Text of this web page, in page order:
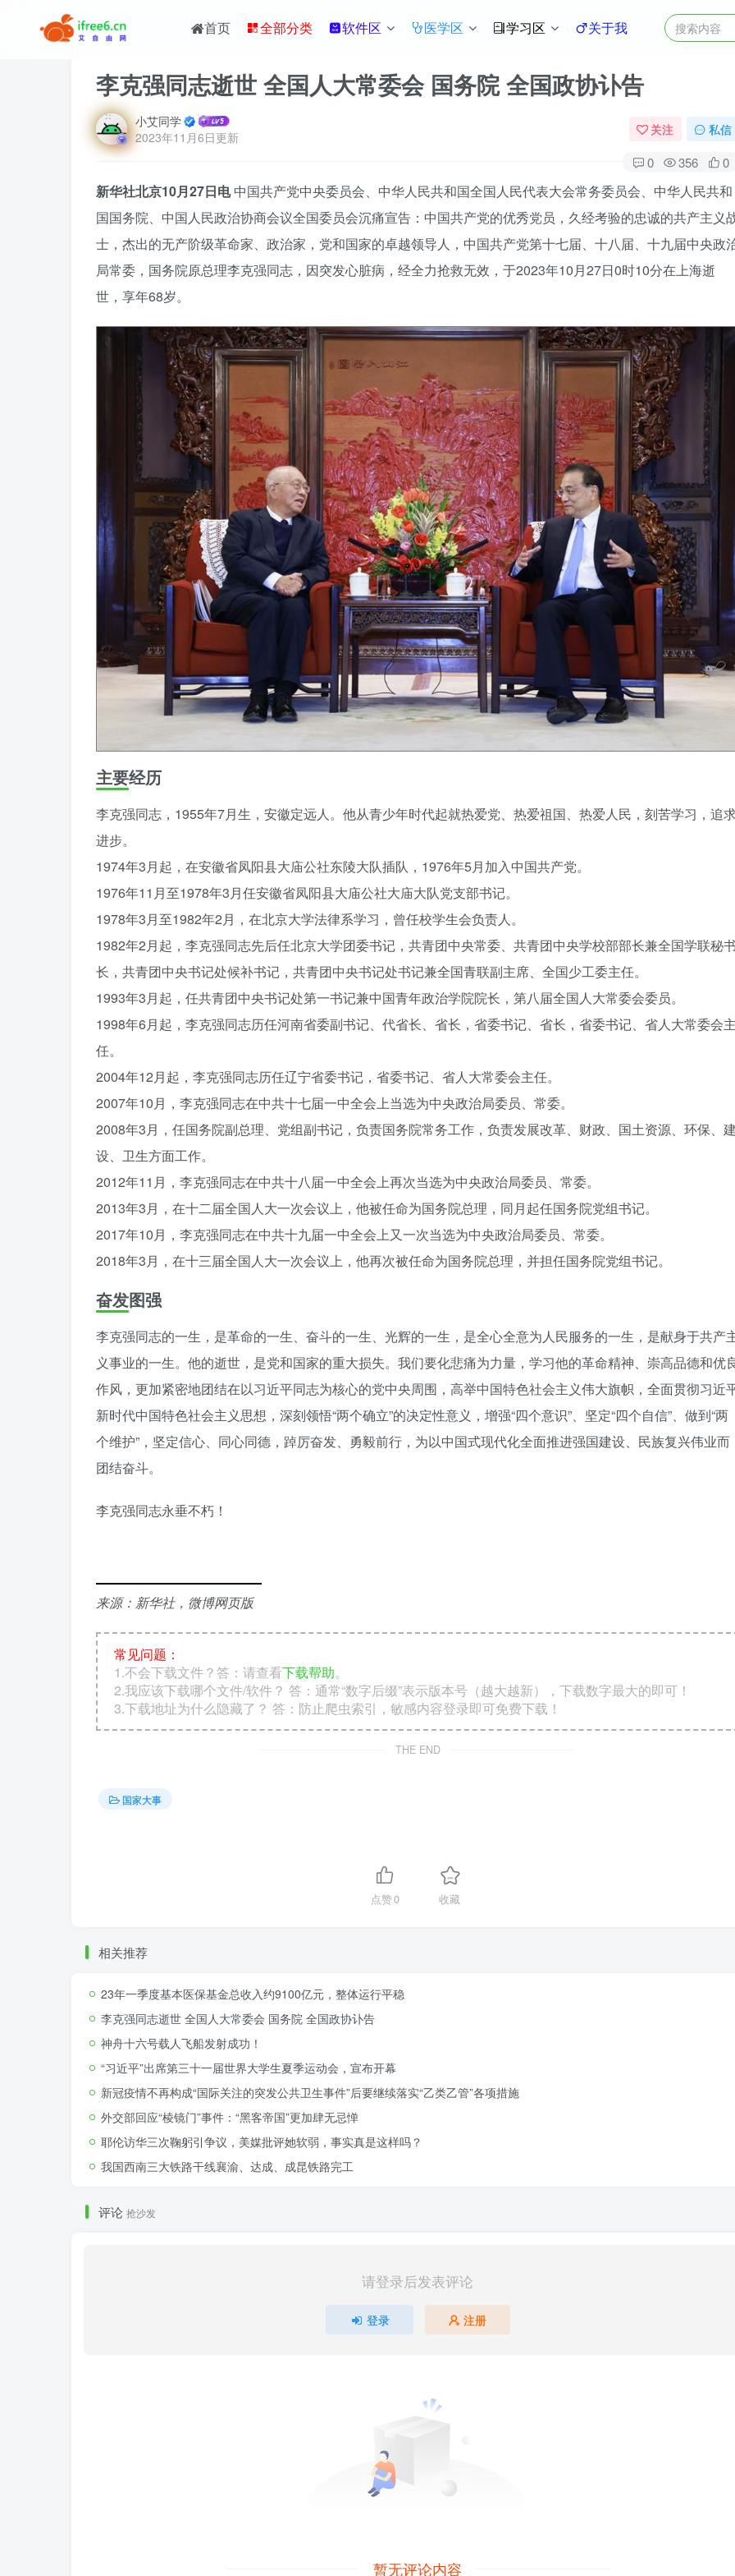
首页 全部分类 软件区 医学区 学习区 关于我
李克强同志逝世 全国人大常委会 国务院 全国政协讣告
小艾同学
2023年11月6日更新
关注 私信
0 356 0
新华社北京10月27日电中国共产党中央委员会、中华人民共和国全国人民代表大会常务委员会、中华人民共和
国国务院、中国人民政治协商会议全国委员会沉痛宣告：中国共产党的优秀党员，久经考验的忠诚的共产主义
士，杰出的无产阶级革命家、政治家，党和国家的卓越领导人，中国共产党第十七届、十八届、十九届中央政
局常委，国务院原总理李克强同志，因突发心脏病，经全力抢救无效，于2023年10月27日0时10分在上海逝
世，享年68岁。
主要经历
李克强同志，1955年7月生，安徽定远人。他从青少年时代起就热爱党、热爱祖国、热爱人民，刻苦学习，追
进步。
1974年3月起，在安徽省凤阳县大庙公社东陵大队插队，1976年5月加入中国共产党。
1976年11月至1978年3月任安徽省凤阳县大庙公社大庙大队党支部书记。
1978年3月至1982年2月，在北京大学法律系学习，曾任校学生会负责人。
1982年2月起，李克强同志先后任北京大学团委书记，共青团中央常委、共青团中央学校部部长兼全国学联秘书
长，共青团中央书记处候补书记，共青团中央书记处书记兼全国青联副主席、全国少工委主任。
1993年3月起，任共青团中央书记处第一书记兼中国青年政治学院院长，第八届全国人大常委会委员。
1998年6月起，李克强同志历任河南省委副书记、代省长、省长，省委书记、省长，省委书记、省人大常委会主
任。
2004年12月起，李克强同志历任辽宁省委书记，省委书记、省人大常委会主任。
2007年10月，李克强同志在中共十七届一中全会上当选为中央政治局委员、常委。
2008年3月，任国务院副总理、党组副书记，负责国务院常务工作，负责发展改革、财政、国土资源、环保、建
设、卫生方面工作。
2012年11月，李克强同志在中共十八届一中全会上再次当选为中央政治局委员、常委。
2013年3月，在十二届全国人大一次会议上，他被任命为国务院总理，同月起任国务院党组书记。
2017年10月，李克强同志在中共十九届一中全会上又一次当选为中央政治局委员、常委。
2018年3月，在十三届全国人大一次会议上，他再次被任命为国务院总理，并担任国务院党组书记。
奋发图强
李克强同志的一生，是革命的一生、奋斗的一生、光辉的一生，是全心全意为人民服务的一生，是献身于共产
义事业的一生。他的逝世，是党和国家的重大损失。我们要化悲痛为力量，学习他的革命精神、崇高品德和优
作风，更加紧密地团结在以习近平同志为核心的党中央周围，高举中国特色社会主义伟大旗帜，全面贯彻习近
新时代中国特色社会主义思想，深刻领悟“两个确立”的决定性意义，增强“四个意识”、坚定“四个自信”、做到“两
个维护”，坚定信心、同心同德，踔厉奋发、勇毅前行，为以中国式现代化全面推进强国建设、民族复兴伟业而
团结奋斗。
李克强同志永垂不朽！
来源：新华社，微博网页版
常见问题：
1.不会下载文件？答：请查看下载帮助。
2.我应该下载哪个文件/软件？ 答：通常“数字后缀”表示版本号（越大越新），下载数字最大的即可！
3.下载地址为什么隐藏了？ 答：防止爬虫索引，敏感内容登录即可免费下载！
THE END
国家大事
点赞0 收藏
相关推荐
23年一季度基本医保基金总收入约9100亿元，整体运行平稳
李克强同志逝世 全国人大常委会 国务院 全国政协讣告
神舟十六号载人飞船发射成功！
“习近平”出席第三十一届世界大学生夏季运动会，宣布开幕
新冠疫情不再构成“国际关注的突发公共卫生事件”后要继续落实“乙类乙管”各项措施
外交部回应“棱镜门”事件：“黑客帝国”更加肆无忌惮
耶伦访华三次鞠躬引争议，美媒批评她软弱，事实真是这样吗？
我国西南三大铁路干线襄渝、达成、成昆铁路完工
评论 抢沙发
请登录后发表评论
登录 注册
暂无评论内容